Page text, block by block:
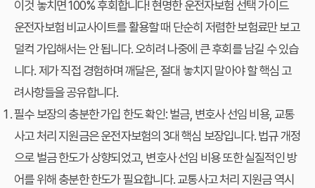
이것 놓치면 100% 후회합니다! 현명한 운전자보험 선택 가이드
운전자보험 비교사이트를 활용할 때 단순히 저렴한 보험료만 보고
덜컥 가입해서는 안 됩니다. 오히려 나중에 큰 후회를 남길 수 있습
니다. 제가 직접 경험하며 깨달은, 절대 놓치지 말아야 할 핵심 고
려사항들을 공유합니다.
필수 보장의 충분한 가입 한도 확인:벌금, 변호사 선임 비용, 교통
사고 처리 지원금은 운전자보험의 3대 핵심 보장입니다. 법규 개정
으로 벌금 한도가 상향되었고, 변호사 선임 비용 또한 실질적인 방
어를 위해 충분한 한도가 필요합니다. 교통사고 처리 지원금 역시